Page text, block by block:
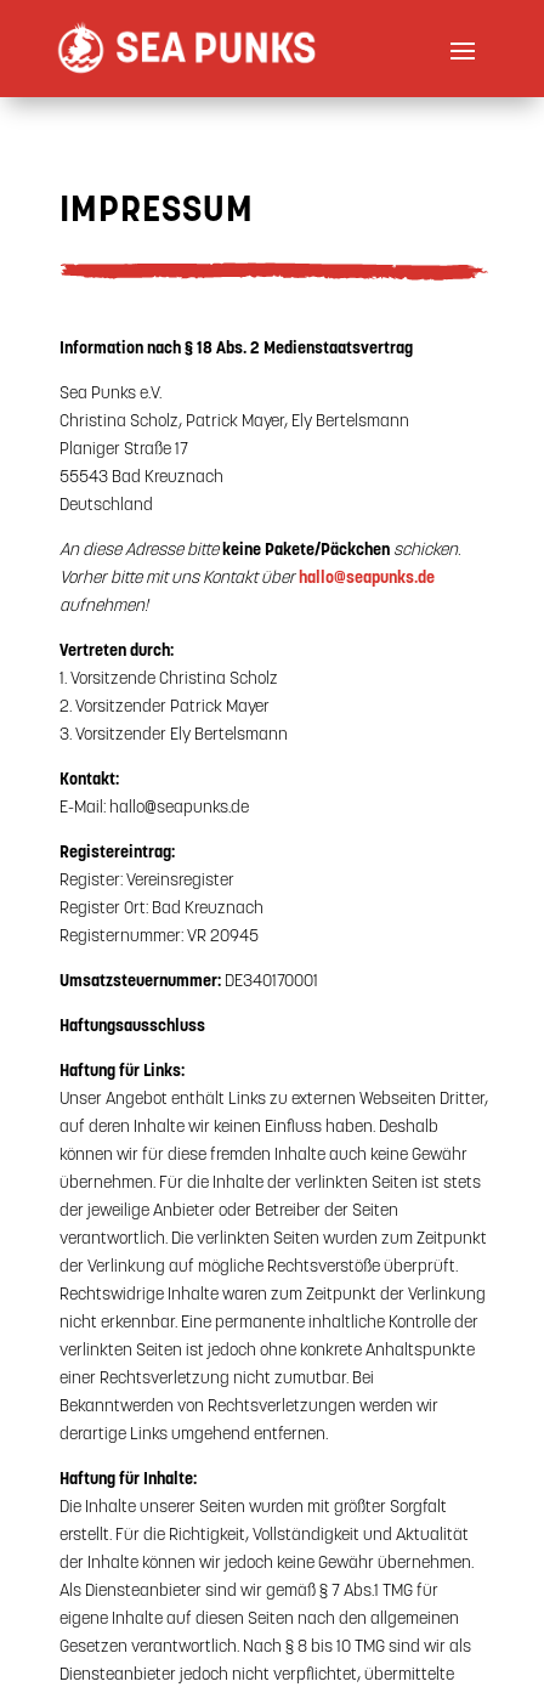
IMPRESSUM
Information nach § 18 Abs. 2 Medienstaatsvertrag
Sea Punks e.V.
Christina Scholz, Patrick Mayer, Ely Bertelsmann
Planiger Straße 17
55543 Bad Kreuznach
Deutschland
An diese Adresse bitte keine Pakete/Päckchenschicken.
Vorher bitte mit uns Kontakt über hallo@seapunks.de
aufnehmen!
Vertreten durch:
1. Vorsitzende Christina Scholz
2. Vorsitzender Patrick Mayer
3. Vorsitzender Ely Bertelsmann
Kontakt:
E-Mail: hallo@seapunks.de
Registereintrag:
Register: Vereinsregister
Register Ort: Bad Kreuznach
Registernummer: VR 20945
Umsatzsteuernummer:DE340170001
Haftungsausschluss
Haftung für Links:
Unser Angebot enthält Links zu externen Webseiten Dritter,
auf deren Inhalte wir keinen Einfluss haben. Deshalb
können wir für diese fremden Inhalte auch keine Gewähr
übernehmen. Für die Inhalte der verlinkten Seiten ist stets
der jeweilige Anbieter oder Betreiber der Seiten
verantwortlich. Die verlinkten Seiten wurden zum Zeitpunkt
der Verlinkung auf mögliche Rechtsverstöße überprüft.
Rechtswidrige Inhalte waren zum Zeitpunkt der Verlinkung
nicht erkennbar. Eine permanente inhaltliche Kontrolle der
verlinkten Seiten ist jedoch ohne konkrete Anhaltspunkte
einer Rechtsverletzung nicht zumutbar. Bei
Bekanntwerden von Rechtsverletzungen werden wir
derartige Links umgehend entfernen.
Haftung für Inhalte:
Die Inhalte unserer Seiten wurden mit größter Sorgfalt
erstellt. Für die Richtigkeit, Vollständigkeit und Aktualität
der Inhalte können wir jedoch keine Gewähr übernehmen.
Als Diensteanbieter sind wir gemäß § 7 Abs.1 TMG für
eigene Inhalte auf diesen Seiten nach den allgemeinen
Gesetzen verantwortlich. Nach § 8 bis 10 TMG sind wir als
Diensteanbieter jedoch nicht verpflichtet, übermittelte